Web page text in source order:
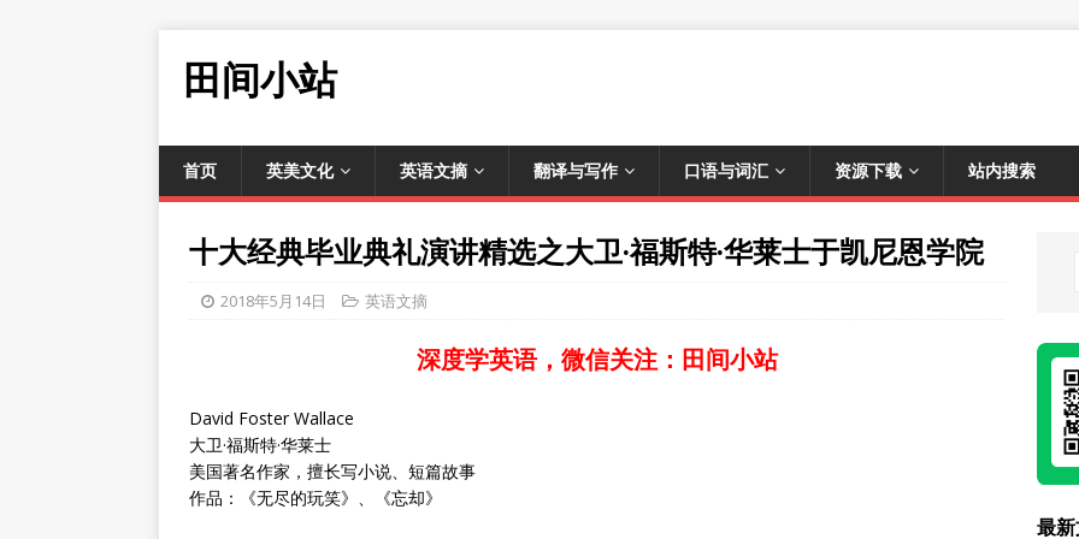
田间小站
首页 英美文化 英语文摘 翻译与写作 口语与词汇 资源下载 站内搜索
十大经典毕业典礼演讲精选之大卫·福斯特·华莱士于凯尼恩学院
2018年5月14日 英语文摘
深度学英语，微信关注：田间小站
David Foster Wallace
大卫·福斯特·华莱士
美国著名作家，擅长写小说、短篇故事
作品：《无尽的玩笑》、《忘却》
最